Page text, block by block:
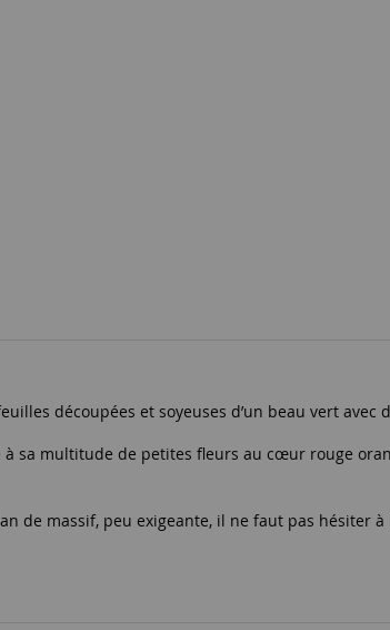
découpées et soyeuses d’un beau vert avec
sa multitude de petites fleurs au cœur rouge
de massif, peu exigeante, il ne faut pas hésiter